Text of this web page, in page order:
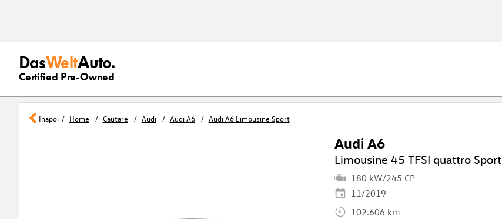
DasWeltAuto.
Certified Pre-Owned
Inapoi Home Cautare Audi Audi A6 Audi A6 Limousine Sport
Audi A6
Limousine 45 TFSI quattro Sport
180 kW/245 CP
11/2019
102.606 km